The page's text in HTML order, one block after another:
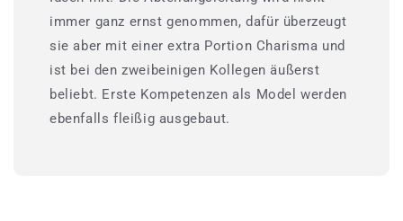
immer ganz ernst genommen, dafür überzeugt
sie aber mit einer extra Portion Charisma und
ist bei den zweibeinigen Kollegen äußerst
beliebt. Erste Kompetenzen als Model werden
ebenfalls fleißig ausgebaut.